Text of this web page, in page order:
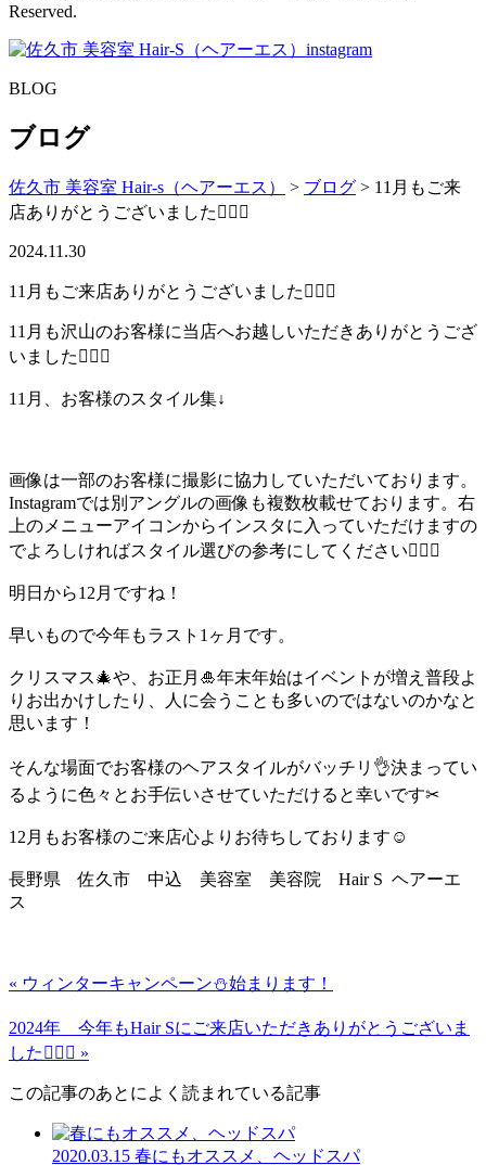
Reserved.
BLOG
ブログ
佐久市 美容室 Hair-s（ヘアーエス） > ブログ > 11月もご来
店ありがとうございました🙇🏻‍♂️
2024.11.30
11月もご来店ありがとうございました🙇🏻‍♂️
11月も沢山のお客様に当店へお越しいただきありがとうござ
いました🙇🏻‍♂️
11月、お客様のスタイル集↓
画像は一部のお客様に撮影に協力していただいております。
Instagramでは別アングルの画像も複数枚載せております。右
上のメニューアイコンからインスタに入っていただけますの
でよろしければスタイル選びの参考にしてください🙇🏻‍♂️
明日から12月ですね！
早いもので今年もラスト1ヶ月です。
クリスマス🎄や、お正月🎍年末年始はイベントが増え普段よ
りお出かけしたり、人に会うことも多いのではないのかなと
思います！
そんな場面でお客様のヘアスタイルがバッチリ👌決まってい
るように色々とお手伝いさせていただけると幸いです✂︎
12月もお客様のご来店心よりお待ちしております☺️
長野県 佐久市 中込 美容室 美容院 Hair S ヘアーエ
ス
« ウィンターキャンペーン⛄️始まります！
2024年 今年もHair Sにご来店いただきありがとうございま
した🙇🏻‍♂️ »
この記事のあとによく読まれている記事
2020.03.15 春にもオススメ、ヘッドスパ